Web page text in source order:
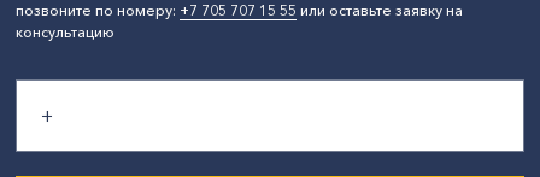
позвоните по номеру: +7 705 707 15 55 или оставьте заявку на
консультацию